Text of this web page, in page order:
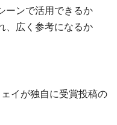
ーンで活用できるか
、広く参考になるか
イが独自に受賞投稿の